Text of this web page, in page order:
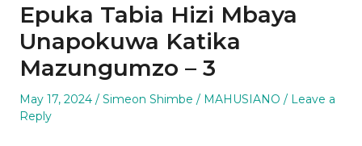
Epuka Tabia Hizi Mbaya
Unapokuwa Katika
Mazungumzo – 3
Posted
on
May 17, 2024 Author
Simeon Shimbe
Posted
MAHUSIANO
Leave a
Reply